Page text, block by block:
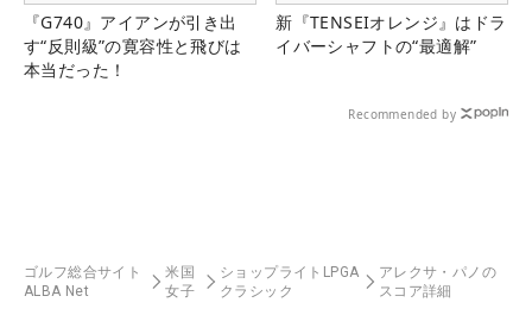
『G740』アイアンが引き出
す“反則級”の寛容性と飛びは
本当だった！
新『TENSEIオレンジ』はドラ
イバーシャフトの“最適解”
Recommended by
ゴルフ総合サイト
ALBA Net
米国
女子
ショップライトLPGA
クラシック
アレクサ・パノの
スコア詳細